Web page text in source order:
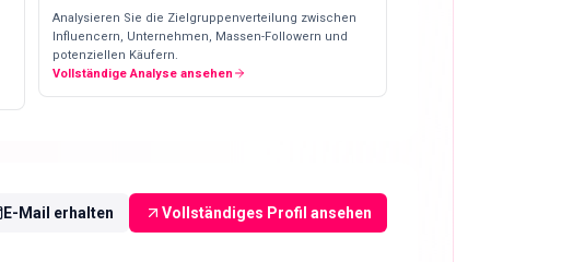
Analysieren Sie die Zielgruppenverteilung zwischen
Influencern, Unternehmen, Massen-Followern und
potenziellen Käufern.
Vollständige Analyse ansehen
E-Mail erhalten Vollständiges Profil ansehen